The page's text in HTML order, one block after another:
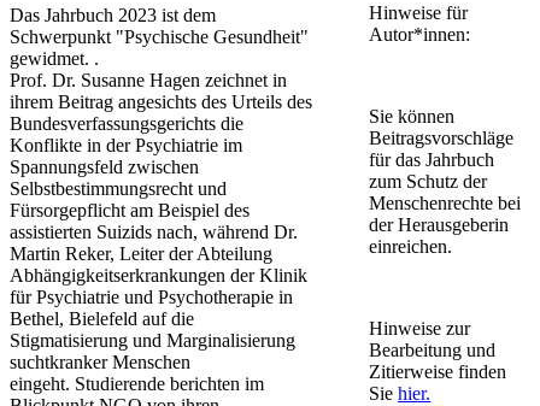
Das Jahrbuch 2023 ist dem
Schwerpunkt "Psychische Gesundheit"
gewidmet. .
Prof. Dr. Susanne Hagen zeichnet in
ihrem Beitrag angesichts des Urteils des
Bundesverfassungsgerichts die
Konflikte in der Psychiatrie im
Spannungsfeld zwischen
Selbstbestimmungsrecht und
Fürsorgepflicht am Beispiel des
assistierten Suizids nach, während Dr.
Martin Reker, Leiter der Abteilung
Abhängigkeitserkrankungen der Klinik
für Psychiatrie und Psychotherapie in
Bethel, Bielefeld auf die
Stigmatisierung und Marginalisierung
suchtkranker Menschen
eingeht. Studierende berichten im
Hinweise für
Autor*innen:
Sie können
Beitragsvorschläge
für das Jahrbuch
zum Schutz der
Menschenrechte bei
der Herausgeberin
einreichen.
Hinweise zur
Bearbeitung und
Zitierweise finden
Siehier.